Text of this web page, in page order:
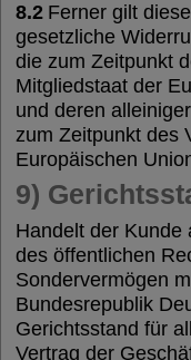
8.2 Ferner gilt
gesetzliche
die zum Zeitpunkt
Mitgliedstaat der
und deren
zum Zeitpunkt des
Europäischen
9)
Handelt der Kunde
des öffentlichen
Sondervermögen
Bundesrepublik
Gerichtsstand für
Vertrag der